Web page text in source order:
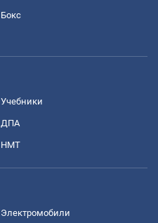
Бокс
Учебники
ДПА
НМТ
Электромобили